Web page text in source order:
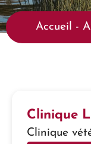
Accueil -
Clinique
Clinique